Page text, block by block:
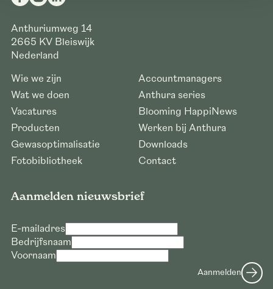
Anthuriumweg 14
2665 KV Bleiswijk
Nederland
Wie we zijn
Wat we doen
Vacatures
Producten
Gewasoptimalisatie
Fotobibliotheek
Accountmanagers
Anthura series
Blooming HappiNews
Werken bij Anthura
Downloads
Contact
Aanmelden nieuwsbrief
E-mailadres
Bedrijfsnaam
Voornaam
Aanmelden